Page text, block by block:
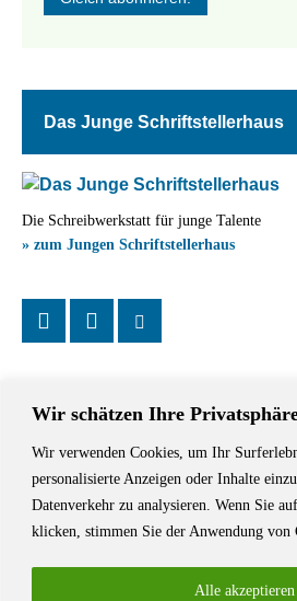
Wir schätzen Ihre
Wir verwenden Cookies, um Ihr
personalisierte Anzeigen oder Inhalte
Datenverkehr zu analysieren. Wenn Sie
klicken, stimmen Sie der Anwendung von
Alle akzeptieren
Das Junge Schriftstellerhaus
Die Schreibwerkstatt für junge Talente
» zum Jungen Schriftstellerhaus
Das Schriftstellerhaus ist ein beliebter
Autoren aus Stuttgart und der Region sowie
Lesungen, Tagungen und Schreibwerkstätten.